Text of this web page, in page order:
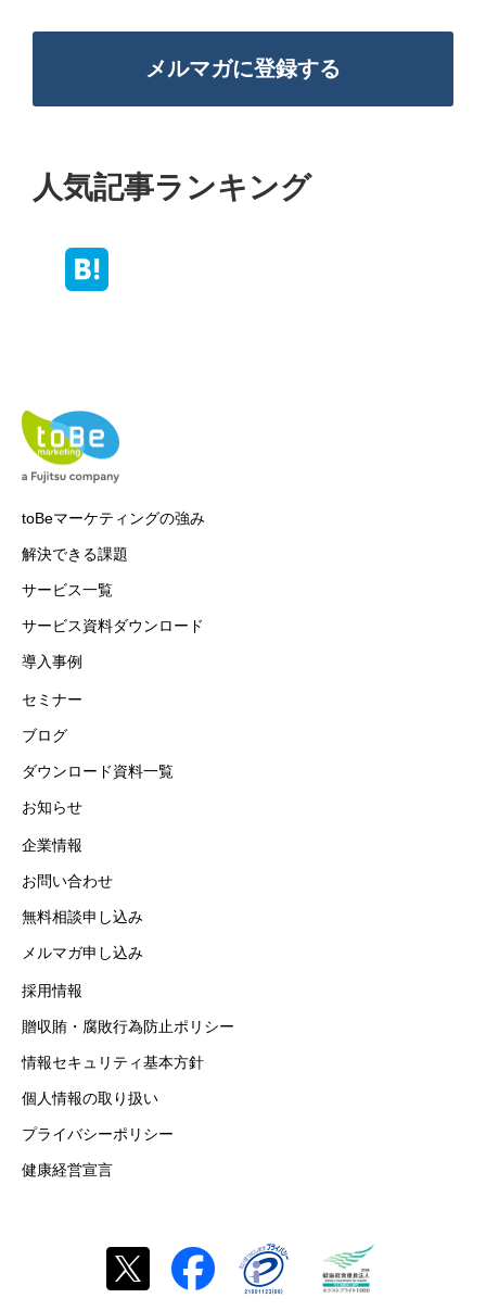
メルマガに登録する
人気記事ランキング
toBeマーケティングの強み
解決できる課題
サービス一覧
サービス資料ダウンロード
導入事例
セミナー
ブログ
ダウンロード資料一覧
お知らせ
企業情報
お問い合わせ
無料相談申し込み
メルマガ申し込み
採用情報
贈収賄・腐敗行為防止ポリシー
情報セキュリティ基本方針
個人情報の取り扱い
プライバシーポリシー
健康経営宣言